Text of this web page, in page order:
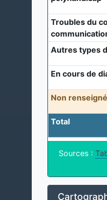
Troubles du
Autres types
En cours de
Non
Total
Sources :